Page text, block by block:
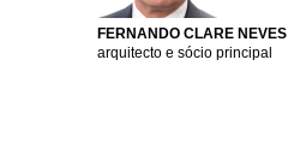
FERNANDO CLARE NEVES
arquitecto e sócio principal